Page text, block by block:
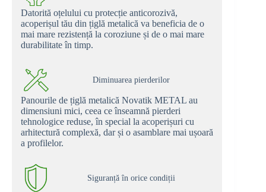
Datorită oțelului cu protecție anticorozivă,
acoperișul tău din țiglă metalică va beneficia de o
mai mare rezistență la coroziune și de o mai mare
durabilitate în timp.
Diminuarea pierderilor
Panourile de țiglă metalică Novatik METAL au
dimensiuni mici, ceea ce înseamnă pierderi
tehnologice reduse, în special la acoperișuri cu
arhitectură complexă, dar și o asamblare mai ușoară
a profilelor.
Siguranță în orice condiții